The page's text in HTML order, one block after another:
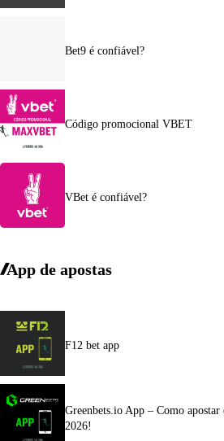
Bet9 é confiável?
Código promocional VBET
VBet é confiável?
App de apostas
F12 bet app
Greenbets.io App – Como
2026!